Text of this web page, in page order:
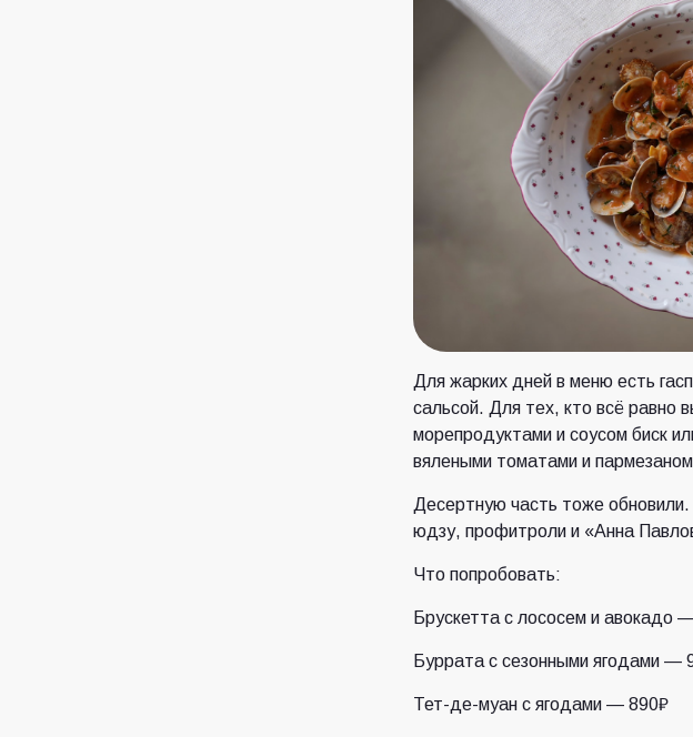
Для жарких дней в меню есть
сальсой. Для тех, кто всё равно
морепродуктами и соусом биск
вялеными томатами и
Десертную часть тоже
юдзу, профитроли и «Анна
Что попробовать:
Брускетта с лососем и авокадо
Буррата с сезонными ягодами —
Тет-де-муан с ягодами — 890₽